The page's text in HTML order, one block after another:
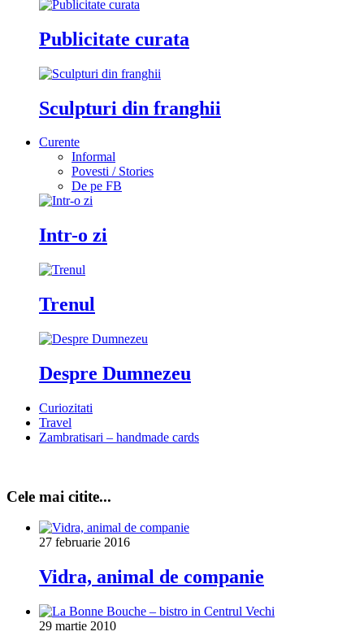
Publicitate curata
Sculpturi din franghii
Curente
Informal
Povesti / Stories
De pe FB
Intr-o zi
Trenul
Despre Dumnezeu
Curiozitati
Travel
Zambratisari – handmade cards
Cele mai citite...
27 februarie 2016
Vidra, animal de companie
29 martie 2010